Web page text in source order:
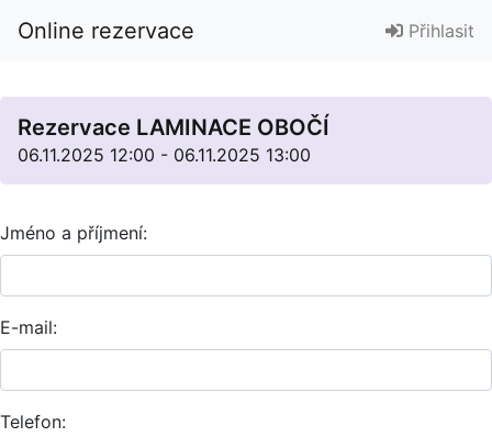
Online rezervace Přihlasit
Rezervace LAMINACE OBOČÍ
06.11.2025 12:00 - 06.11.2025 13:00
Jméno a příjmení:
E-mail:
Telefon: